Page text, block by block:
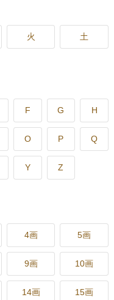
火 土
F G H
O P Q
Y Z
4画 5画
9画 10画
14画 15画